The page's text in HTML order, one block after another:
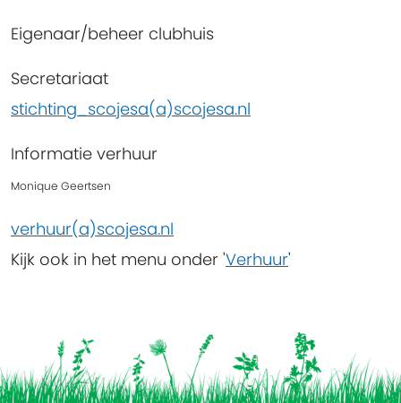
Eigenaar/beheer clubhuis
Secretariaat
stichting_scojesa(a)scojesa.nl
Informatie verhuur
Monique Geertsen
verhuur(a)scojesa.nl
Kijk ook in het menu onder 'Verhuur'